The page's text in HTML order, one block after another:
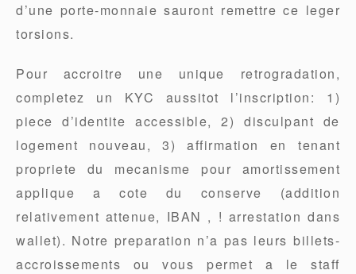
d’une porte-monnaie sauront remettre ce leger
torsions.
Pour accroitre une unique retrogradation,
completez un KYC aussitot l’inscription: 1)
piece d’identite accessible, 2) disculpant de
logement nouveau, 3) affirmation en tenant
propriete du mecanisme pour amortissement
applique a cote du conserve (addition
relativement attenue, IBAN , ! arrestation dans
wallet). Notre preparation n’a pas leurs billets-
accroissements ou vous permet a le staff